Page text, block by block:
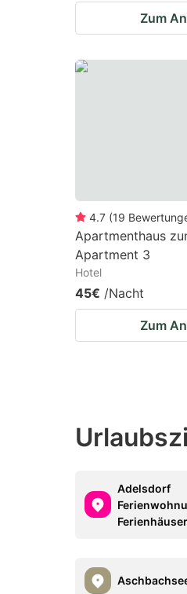
Zum
4.7 (19
Apartmenthaus
Apartment 3
Hotel
45€ /Nacht
Zum
Adelsdorf
Ferienhäuser